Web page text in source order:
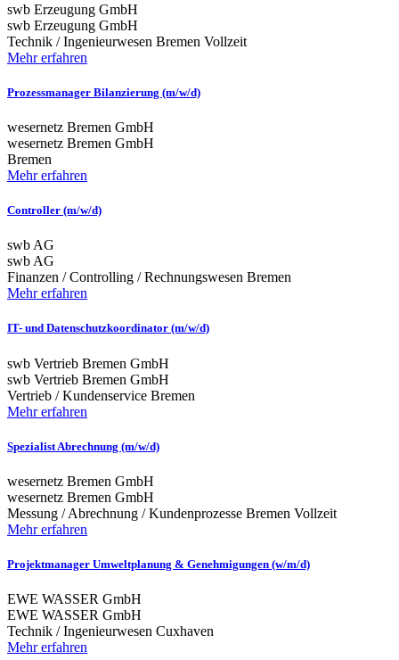
swb Erzeugung GmbH
swb Erzeugung GmbH
Technik / Ingenieurwesen Bremen Vollzeit
Mehr erfahren
Prozessmanager Bilanzierung (m/w/d)
wesernetz Bremen GmbH
wesernetz Bremen GmbH
Bremen
Mehr erfahren
Controller (m/w/d)
swb AG
swb AG
Finanzen / Controlling / Rechnungswesen Bremen
Mehr erfahren
IT- und Datenschutzkoordinator (m/w/d)
swb Vertrieb Bremen GmbH
swb Vertrieb Bremen GmbH
Vertrieb / Kundenservice Bremen
Mehr erfahren
Spezialist Abrechnung (m/w/d)
wesernetz Bremen GmbH
wesernetz Bremen GmbH
Messung / Abrechnung / Kundenprozesse Bremen Vollzeit
Mehr erfahren
Projektmanager Umweltplanung & Genehmigungen (w/m/d)
EWE WASSER GmbH
EWE WASSER GmbH
Technik / Ingenieurwesen Cuxhaven
Mehr erfahren